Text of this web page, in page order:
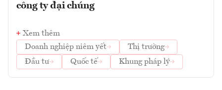
công ty đại chúng
Xem thêm
Doanh nghiệp niêm yết
Thị trường
Đầu tư
Quốc tế Khung pháp lý